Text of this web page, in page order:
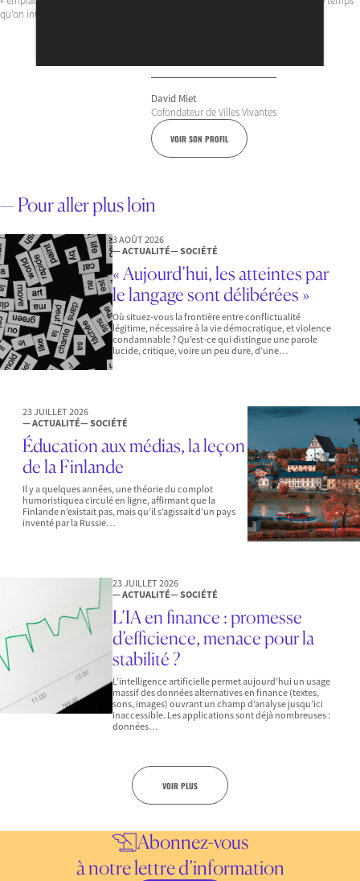
qu’on intensifie le territoire.
David Miet
Cofondateur de Villes Vivantes
VOIR SON PROFIL
— Pour aller plus loin
3 AOÛT 2026
— ACTUALITÉ— SOCIÉTÉ
« Aujourd’hui, les atteintes par
le langage sont délibérées »
Où situez-vous la frontière entre conflictualité
légitime, nécessaire à la vie démocratique, et violence
condamnable ? Qu’est-ce qui distingue une parole
lucide, critique, voire un peu dure, d’une…
23 JUILLET 2026
— ACTUALITÉ— SOCIÉTÉ
Éducation aux médias, la leçon
de la Finlande
Il y a quelques années, une théorie du complot
humoristiquea circulé en ligne, affirmant que la
Finlande n’existait pas, mais qu’il s’agissait d’un pays
inventé par la Russie…
23 JUILLET 2026
— ACTUALITÉ— SOCIÉTÉ
L’IA en finance : promesse
d’efficience, menace pour la
stabilité ?
L’intelligence artificielle permet aujourd’hui un usage
massif des données alternatives en finance (textes,
sons, images) ouvrant un champ d’analyse jusqu’ici
inaccessible. Les applications sont déjà nombreuses :
données…
VOIR PLUS
Abonnez-vous
à notre lettre d’information